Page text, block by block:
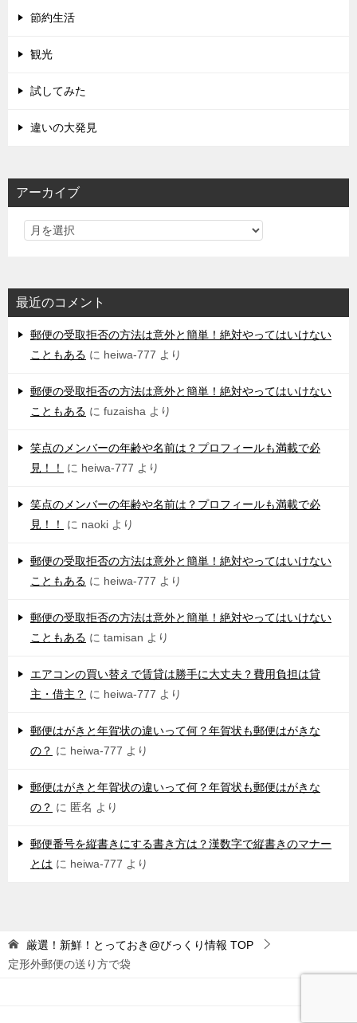
節約生活
観光
試してみた
違いの大発見
アーカイブ
最近のコメント
郵便の受取拒否の方法は意外と簡単！絶対やってはいけない
こともある に heiwa-777 より
郵便の受取拒否の方法は意外と簡単！絶対やってはいけない
こともある に fuzaisha より
笑点のメンバーの年齢や名前は？プロフィールも満載で必
見！！
に heiwa-777 より
笑点のメンバーの年齢や名前は？プロフィールも満載で必
見！！
に naoki より
郵便の受取拒否の方法は意外と簡単！絶対やってはいけない
こともある に heiwa-777 より
郵便の受取拒否の方法は意外と簡単！絶対やってはいけない
こともある に tamisan より
エアコンの買い替えで賃貸は勝手に大丈夫？費用負担は貸
主・借主？ に heiwa-777 より
郵便はがきと年賀状の違いって何？年賀状も郵便はがきな
の？ に heiwa-777 より
郵便はがきと年賀状の違いって何？年賀状も郵便はがきな
の？ に 匿名 より
郵便番号を縦書きにする書き方は？漢数字で縦書きのマナー
とは に heiwa-777 より
厳選！新鮮！とっておき@びっくり情報 TOP
定形外郵便の送り方で袋